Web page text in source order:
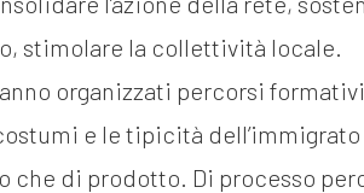
stimolare la collettività locale.
organizzati percorsi
e le tipicità
che di prodotto. Di processo